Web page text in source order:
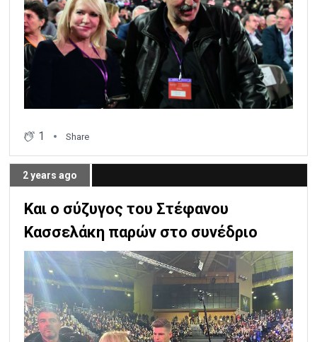
1 Share
2 years ago
Και ο σύζυγος του Στέφανου
Κασσελάκη παρών στο συνέδριο